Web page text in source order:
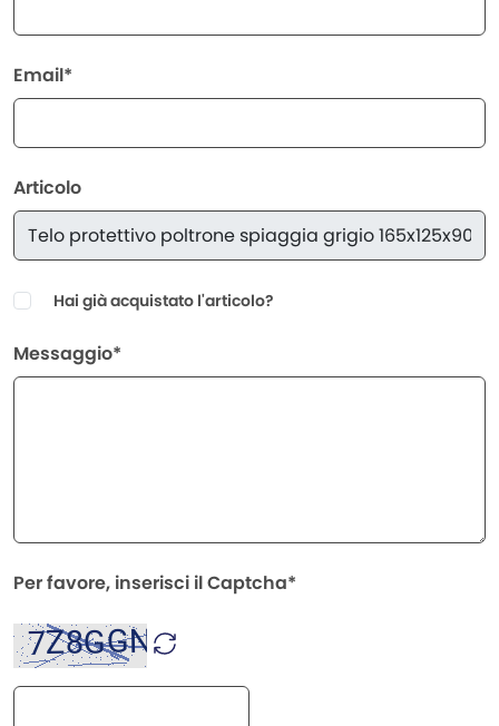
Email*
Articolo
Hai già acquistato l'articolo?
Messaggio*
Per favore, inserisci il Captcha*